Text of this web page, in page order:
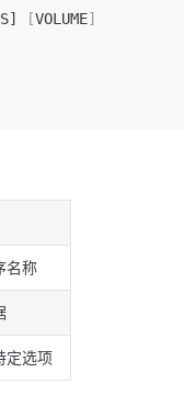
[VOLUME]
名称
定选项